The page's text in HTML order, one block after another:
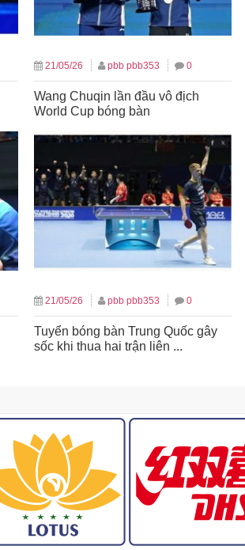
21/05/26 pbb pbb353 0
Wang Chuqin lần đầu vô địch
World Cup bóng bàn
21/05/26 pbb pbb353 0
Tuyển bóng bàn Trung Quốc gây
sốc khi thua hai trận liên ...